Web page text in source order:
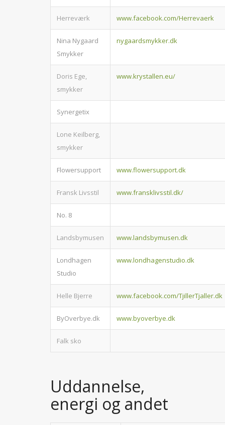
Herreværk www.facebook.com/Herrevaerk
Nina Nygaard
Smykker
nygaardsmykker.dk
Doris Ege,
smykker
www.krystallen.eu/
Synergetix
Lone Keilberg,
smykker
Flowersupport www.flowersupport.dk
Fransk Livsstil www.fransklivsstil.dk/
No. 8
Landsbymusen www.landsbymusen.dk
Londhagen
Studio
www.londhagenstudio.dk
Helle Bjerre www.facebook.com/TjillerTjaller.dk
ByOverbye.dk www.byoverbye.dk
Falk sko
Uddannelse,
energi og andet